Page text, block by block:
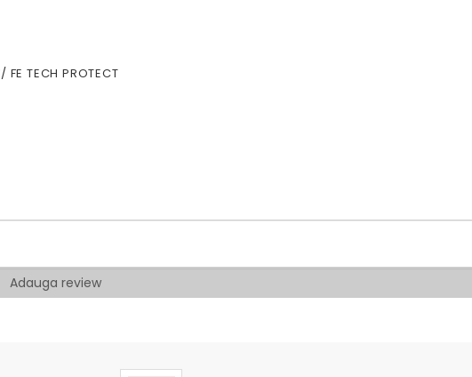
TECH PROTECT